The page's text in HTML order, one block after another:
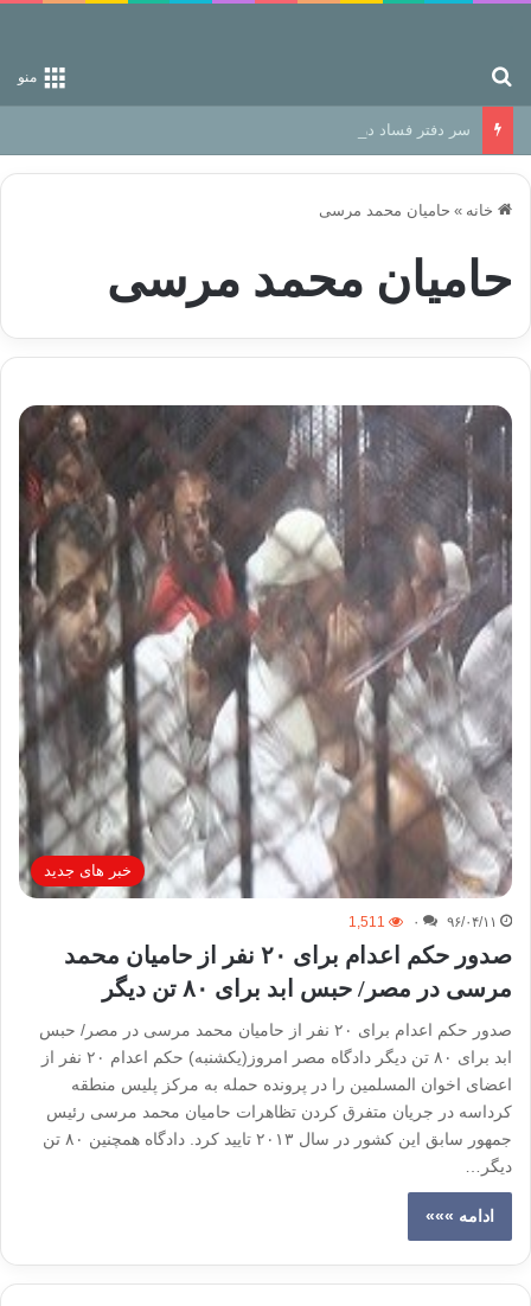
منو
سر دفتر فساد در زمین‌، دوری وکناره‌گیری از راه خداست‌!
خانه » حامیان محمد مرسی
حامیان محمد مرسی
خبر های جدید
۹۶/۰۴/۱۱ ۰ 1,511
صدور حکم اعدام برای ۲۰ نفر از حامیان محمد
مرسی در مصر/ حبس ابد برای ۸۰ تن دیگر
صدور حکم اعدام برای ۲۰ نفر از حامیان محمد مرسی در مصر/ حبس
ابد برای ۸۰ تن دیگر دادگاه مصر امروز(یکشنبه) حکم اعدام ۲۰ نفر از
اعضای اخوان المسلمین را در پرونده حمله به مرکز پلیس منطقه
کرداسه در جریان متفرق کردن تظاهرات حامیان محمد مرسی رئیس
جمهور سابق این کشور در سال ۲۰۱۳ تایید کرد. دادگاه همچنین ۸۰ تن
دیگر…
ادامه »»»